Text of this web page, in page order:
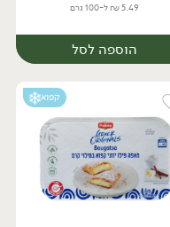
5.49 ₪ ל-100 גרם
הוספה לסל
קפוא